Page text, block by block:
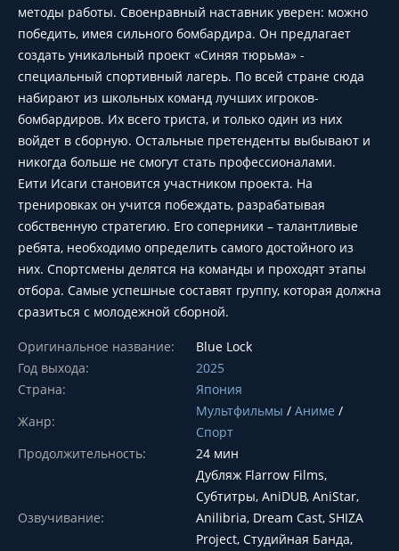
методы работы. Своенравный наставник уверен: можно
победить, имея сильного бомбардира. Он предлагает
создать уникальный проект «Синяя тюрьма» -
специальный спортивный лагерь. По всей стране сюда
набирают из школьных команд лучших игроков-
бомбардиров. Их всего триста, и только один из них
войдет в сборную. Остальные претенденты выбывают и
никогда больше не смогут стать профессионалами.
Еити Исаги становится участником проекта. На
тренировках он учится побеждать, разрабатывая
собственную стратегию. Его соперники – талантливые
ребята, необходимо определить самого достойного из
них. Спортсмены делятся на команды и проходят этапы
отбора. Самые успешные составят группу, которая должна
сразиться с молодежной сборной.
Оригинальное название:
Blue Lock
Год выхода:
2025
Страна:
Япония
Жанр:
Мультфильмы / Аниме /
Спорт
Продолжительность:
24 мин
Озвучивание:
Дубляж Flarrow Films,
Субтитры, AniDUB, AniStar,
Anilibria, Dream Cast, SHIZA
Project, Студийная Банда,